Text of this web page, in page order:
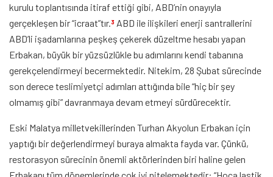
kurulu toplantısında itiraf ettiği gibi, ABD’nin onayıyla
gerçekleşen bir “icraat”tır. 3 ABD ile ilişkileri enerji santrallerini
ABD’li işadamlarına peşkeş çekerek düzeltme hesabı yapan
Erbakan, büyük bir yüzsüzlükle bu adımlarını kendi tabanına
gerekçelendirmeyi becermektedir. Nitekim, 28 Şubat sürecinde
son derece teslimiyetçi adımları attığında bile “hiç bir şey
olmamış gibi” davranmaya devam etmeyi sürdürecektir.
Eski Malatya milletvekillerinden Turhan Akyolun Erbakan için
yaptığı bir değerlendirmeyi buraya almakta fayda var. Çünkü,
restorasyon sürecinin önemli aktörlerinden biri haline gelen